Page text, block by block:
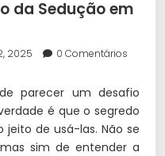
da Sedução em
2025
0 Comentários
parecer um desafio
é que o segredo
de usá-las. Não se
sim de entender a